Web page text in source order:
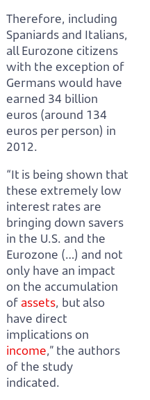
Therefore, including
Spaniards and Italians,
all Eurozone citizens
with the exception of
Germanswould have
earned 34 billion
euros (around 134
euros per person) in
2012.
“It is being shown that
these extremely low
interest rates are
bringing down savers
in the U.S. and the
Eurozone (…) and not
only have an impact
on the accumulation
of assets, but also
have direct
implications on
income,” the authors
of the study
indicated.